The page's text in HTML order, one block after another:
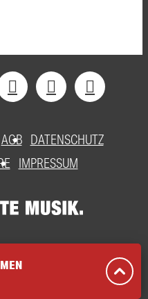
AGB DATENSCHUTZ
IMPRESSUM